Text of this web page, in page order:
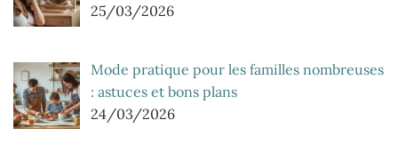
25/03/2026
Mode pratique pour les familles nombreuses
: astuces et bons plans
24/03/2026